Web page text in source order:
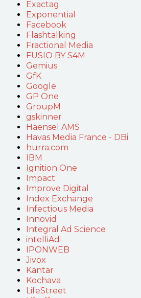
Exactag
Exponential
Facebook
Flashtalking
Fractional Media
FUSIO BY S4M
Gemius
GfK
Google
GP One
GroupM
gskinner
Haensel AMS
Havas Media France - DBi
hurra.com
IBM
Ignition One
Impact
Improve Digital
Index Exchange
Infectious Media
Innovid
Integral Ad Science
intelliAd
IPONWEB
Jivox
Kantar
Kochava
LifeStreet